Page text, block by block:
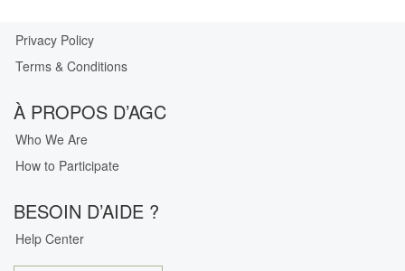
Our
Privacy
Guarantee
Privacy Policy
Terms & Conditions
À PROPOS D’AGC
Who We Are
How to Participate
BESOIN D’AIDE ?
Help Center